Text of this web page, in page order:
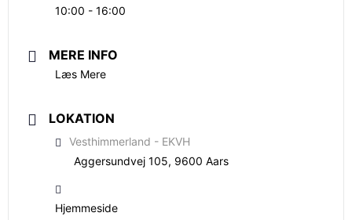
10:00 - 16:00
MERE INFO
Læs Mere
LOKATION
Vesthimmerland - EKVH
Aggersundvej 105, 9600 Aars
Hjemmeside